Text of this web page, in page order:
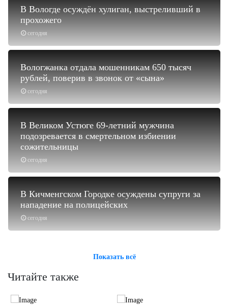
сегодня
В Вологде осуждён хулиган, выстреливший в
прохожего
сегодня
Вологжанка отдала мошенникам 650 тысяч
рублей, поверив в звонок от «сына»
сегодня
В Великом Устюге 69-летний мужчина
подозревается в смертельном избиении
сожительницы
сегодня
В Кичменгском Городке осуждены супруги за
нападение на полицейских
Показать всё
Читайте также